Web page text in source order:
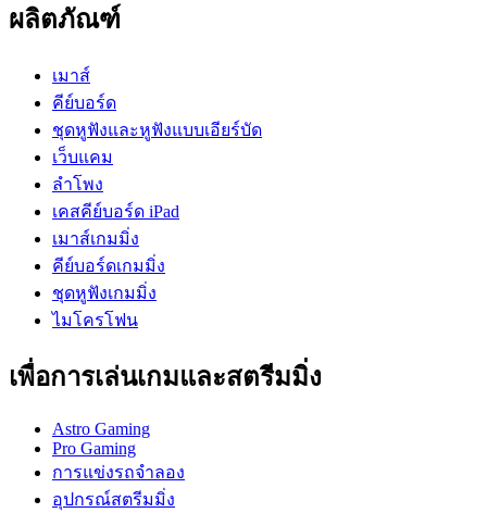
ผลิตภัณฑ์
เมาส์
คีย์บอร์ด
ชุดหูฟังและหูฟังแบบเอียร์บัด
เว็บแคม
ลำโพง
เคสคีย์บอร์ด iPad
เมาส์เกมมิ่ง
คีย์บอร์ดเกมมิ่ง
ชุดหูฟังเกมมิ่ง
ไมโครโฟน
เพื่อการเล่นเกมและสตรีมมิ่ง
Astro Gaming
Pro Gaming
การแข่งรถจำลอง
อุปกรณ์สตรีมมิ่ง